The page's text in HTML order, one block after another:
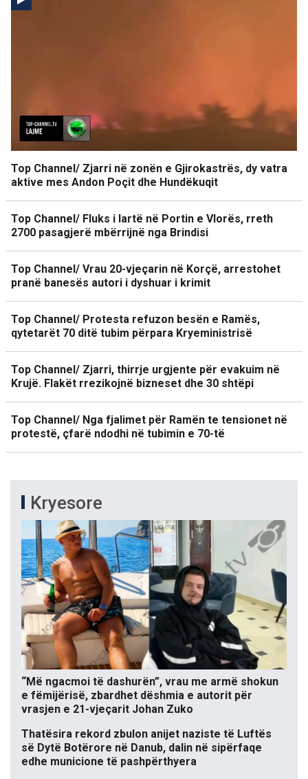
Top Channel/ Zjarri në zonën e Gjirokastrës, dy vatra
aktive mes Andon Poçit dhe Hundëkuqit
Top Channel/ Fluks i lartë në Portin e Vlorës, rreth
2700 pasagjerë mbërrijnë nga Brindisi
Top Channel/ Vrau 20-vjeçarin në Korçë, arrestohet
pranë banesës autori i dyshuar i krimit
Top Channel/ Protesta refuzon besën e Ramës,
qytetarët 70 ditë tubim përpara Kryeministrisë
Top Channel/ Zjarri, thirrje urgjente për evakuim në
Krujë. Flakët rrezikojnë bizneset dhe 30 shtëpi
Top Channel/ Nga fjalimet për Ramën te tensionet në
protestë, çfarë ndodhi në tubimin e 70-të
Kryesore
“Më ngacmoi të dashurën”, vrau me armë shokun
e fëmijërisë, zbardhet dëshmia e autorit për
vrasjen e 21-vjeçarit Johan Zuko
Thatësira rekord zbulon anijet naziste të Luftës
së Dytë Botërore në Danub, dalin në sipërfaqe
edhe municione të pashpërthyera